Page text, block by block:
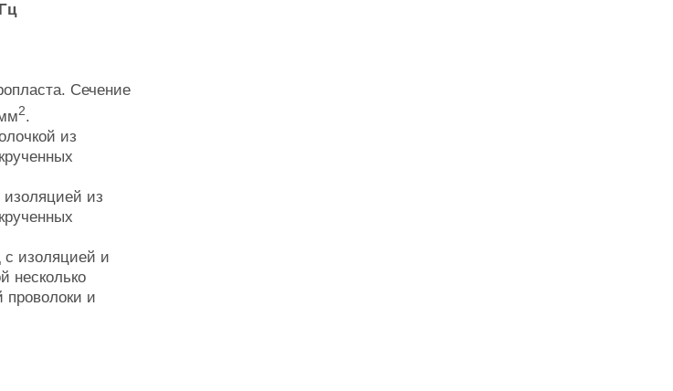
Сечение
2.
из
из
изоляцией и
несколько
и